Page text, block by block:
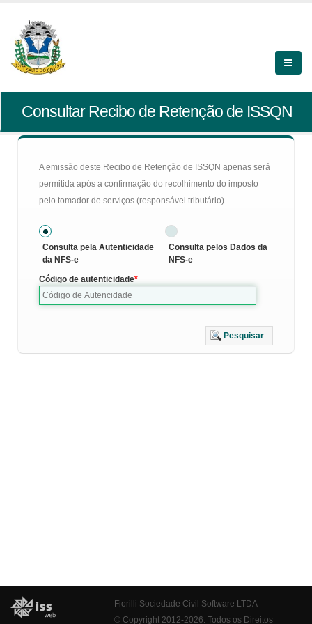
Consultar Recibo de Retenção de ISSQN
A emissão deste Recibo de Retenção de ISSQN apenas será
permitida após a confirmação do recolhimento do imposto
pelo tomador de serviços (responsável tributário).
Consulta pela Autenticidade
da NFS-e
Consulta pelos Dados da
NFS-e
Código de autenticidade
Pesquisar
Fiorilli Sociedade Civil Software LTDA
© Copyright 2012-2026. Todos os Direitos